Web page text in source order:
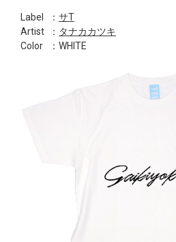
Label ： サT
Artist
： タナカカツキ
Color
：WHITE